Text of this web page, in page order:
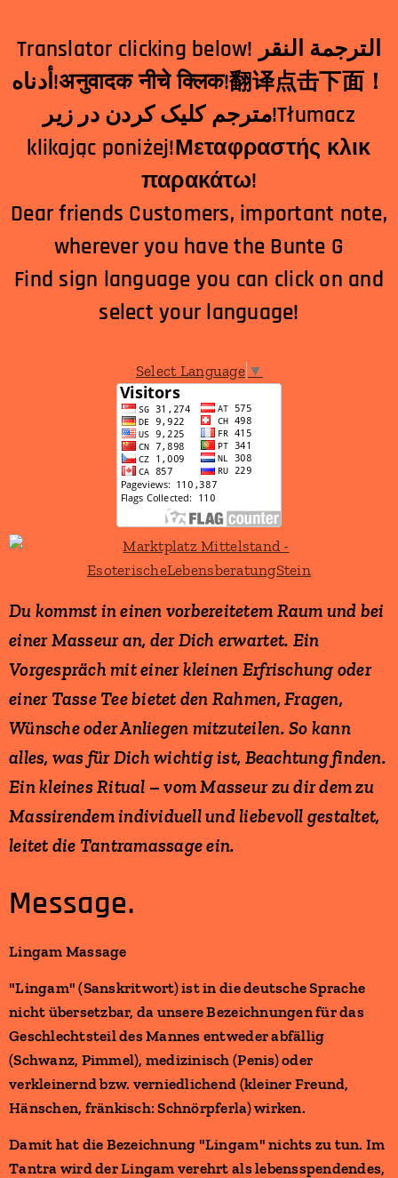
Translator clicking below! الترجمة النقر
أدناه!अनुवादक नीचे क्लिक!翻译点击下面！
مترجم کلیک کردن در زیر!Tłumacz
klikając poniżej!Μεταφραστής κλικ
παρακάτω!
Dear friends Customers, important note,
wherever you have the Bunte G
Find sign language you can click on and
select your language!
Select Language ▼
Du kommst in einen vorbereitetem Raum und bei
einer Masseur an, der Dich erwartet. Ein
Vorgespräch mit einer kleinen Erfrischung oder
einer Tasse Tee bietet den Rahmen, Fragen,
Wünsche oder Anliegen mitzuteilen. So kann
alles, was für Dich wichtig ist, Beachtung finden.
Ein kleines Ritual – vom Masseur zu dir dem zu
Massirendem individuell und liebevoll gestaltet,
leitet die Tantramassage ein.
Message.
Lingam Massage
"Lingam" (Sanskritwort) ist in die deutsche Sprache
nicht übersetzbar, da unsere Bezeichnungen für das
Geschlechtsteil des Mannes entweder abfällig
(Schwanz, Pimmel), medizinisch (Penis) oder
verkleinernd bzw. verniedlichend (kleiner Freund,
Hänschen, fränkisch: Schnörpferla) wirken.
Damit hat die Bezeichnung "Lingam" nichts zu tun. Im
Tantra wird der Lingam verehrt als lebensspendendes,